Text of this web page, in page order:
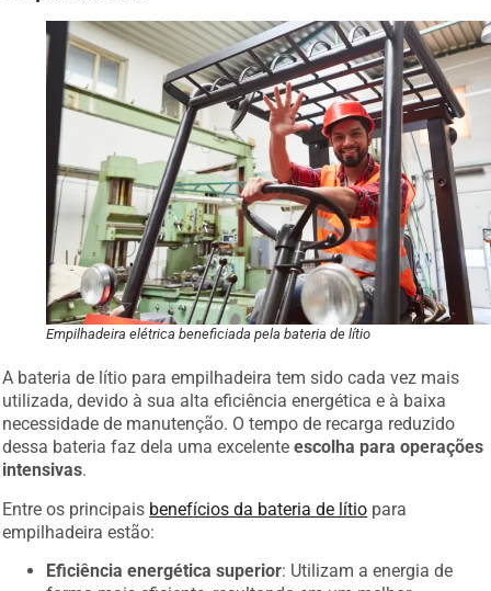
Empilhadeira elétrica beneficiada pela bateria de lítio
A bateria de lítio para empilhadeira tem sido cada vez mais
utilizada, devido à sua alta eficiência energética e à baixa
necessidade de manutenção. O tempo de recarga reduzido
dessa bateria faz dela uma excelenteescolha para operações
intensivas
Entre os principais benefícios da bateria de lítio para
empilhadeira estão:
Eficiência energética superior: Utilizam a energia de